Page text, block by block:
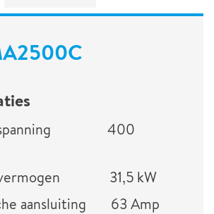
400
31,5 kW
aansluiting 63 Amp